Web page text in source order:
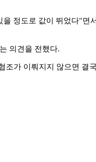
정도로 값이 뛰었다"면
의견을 전했다.
가 이뤄지지 않으면 결